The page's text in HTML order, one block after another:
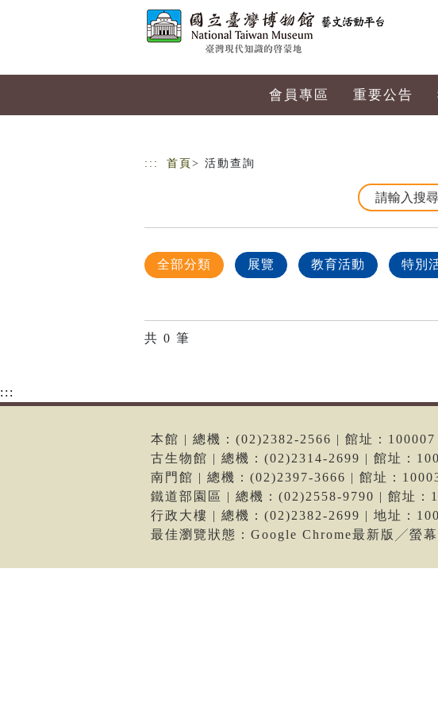
會員專區 重要公告
::: 首頁 > 活動查詢
全部分類 展覽 教育活動 特別
共 0 筆
:::
本館 | 總機：(02)2382-2566 | 館址：
古生物館 | 總機：(02)2314-2699 | 館址：
南門館 | 總機：(02)2397-3666 | 館址：
鐵道部園區 | 總機：(02)2558-9790 | 館址：
行政大樓 | 總機：(02)2382-2699 | 地址：
最佳瀏覽狀態：Google Chrome最新版╱螢